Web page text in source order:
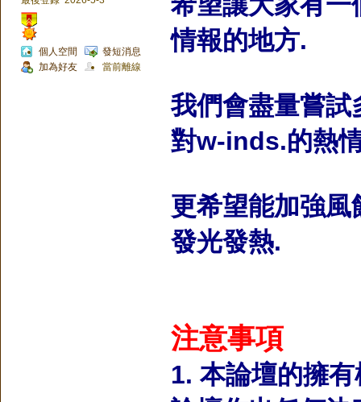
個人空間
發短消息
加為好友
當前離線
情報的地方.
我們會盡量嘗試
對w-inds.的熱
更希望能加強
發光發熱.
注意事項
1. 本論壇的擁